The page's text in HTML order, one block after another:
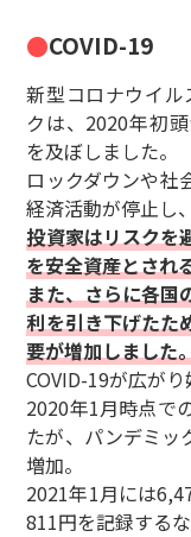
COVID-19
新型コロナウイル
クは、2020年初
を及ぼしました。
ロックダウンや社
経済活動が停止し
投資家はリスクを
を安全資産とされ
また、さらに各国
利を引き下げたた
要が増加しました
COVID-19が広が
2020年1月時点で
たが、パンデミッ
増加。
2021年1月には
811円を記録する